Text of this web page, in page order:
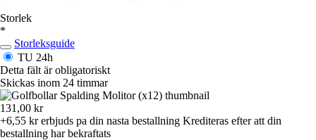
Storlek
*
Storleksguide
TU 24h
Detta fält är obligatoriskt
Skickas inom 24 timmar
131,00 kr
+6,55 krerbjuds pa din nasta bestallning Krediteras efter att din
bestallning har bekraftats